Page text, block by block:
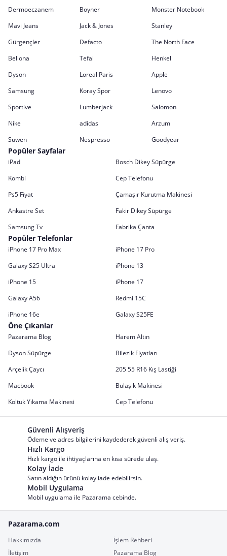
Dermoeczanem
Boyner
Monster Notebook
Mavi Jeans
Jack & Jones
Stanley
Gürgençler
Defacto
The North Face
Bellona
Tefal
Henkel
Dyson
Loreal Paris
Apple
Samsung
Koray Spor
Lenovo
Sportive
Lumberjack
Salomon
Nike
adidas
Arzum
Suwen
Nespresso Goodyear
Popüler Sayfalar
iPad
Bosch Dikey Süpürge
Kombi
Cep Telefonu
Ps5 Fiyat
Çamaşır Kurutma Makinesi
Ankastre Set
Fakir Dikey Süpürge
Samsung Tv
Fabrika Çanta
Popüler Telefonlar
iPhone 17 Pro Max
iPhone 17 Pro
Galaxy S25 Ultra
iPhone 13
iPhone 15
iPhone 17
Galaxy A56
Redmi 15C
iPhone 16e
Galaxy S25FE
Öne Çıkanlar
Pazarama Blog
Harem Altın
Dyson Süpürge
Bilezik Fiyatları
Arçelik Çaycı
205 55 R16 Kış Lastiği
Macbook
Bulaşık Makinesi
Koltuk Yıkama Makinesi
Cep Telefonu
Güvenli Alışveriş
Ödeme ve adres bilgilerini kaydederek güvenli alış veriş.
Hızlı Kargo
Hızlı kargo ile ihtiyaçlarına en kısa sürede ulaş.
Kolay İade
Satın aldığın ürünü kolay iade edebilirsin.
Mobil Uygulama
Mobil uygulama ile Pazarama cebinde.
Pazarama.com
Hakkımızda
İşlem Rehberi
İletişim
Pazarama Blog